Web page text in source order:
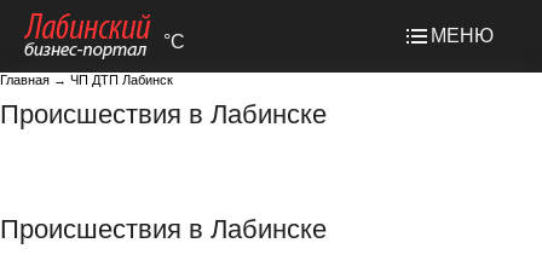
°C МЕНЮ
Главная → ЧП ДТП Лабинск
Происшествия в Лабинске
Происшествия в Лабинске